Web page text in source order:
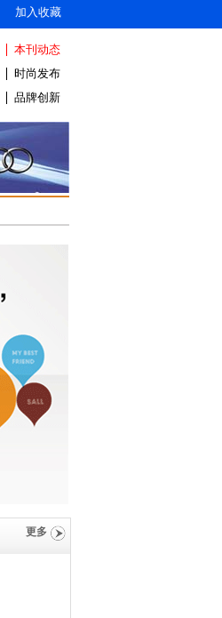
加入收藏
本刊动态
时尚发布
品牌创新
更多